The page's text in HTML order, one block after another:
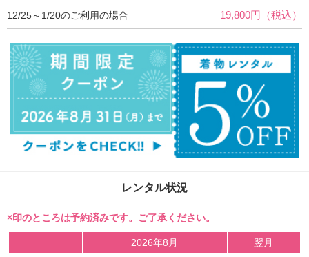
12/25～1/20のご利用の場合 19,800円（税込）
レンタル状況
×印のところは予約済みです。ご了承ください。
2026年8月
翌月